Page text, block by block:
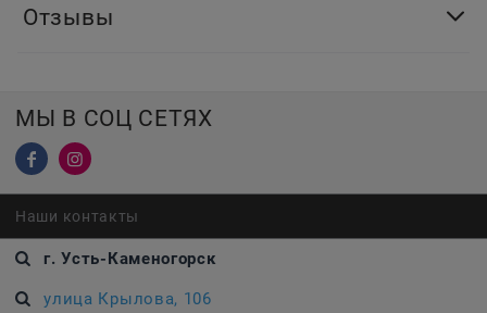
Отзывы
МЫ В СОЦ СЕТЯХ
Наши контакты
г. Усть-Каменогорск
улица Крылова, 106